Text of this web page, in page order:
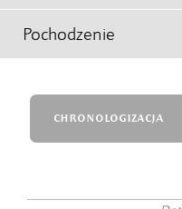
Pochodzenie
CHRONOLOGIZACJA